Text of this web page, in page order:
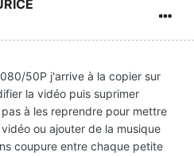
50P j'arrive à la copier sur
la vidéo puis suprimer
à les reprendre pour mettre
ou ajouter de la musique
coupure entre chaque petite